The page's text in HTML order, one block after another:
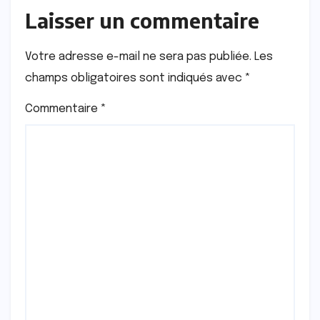
Laisser un commentaire
Votre adresse e-mail ne sera pas publiée. Les
champs obligatoires sont indiqués avec *
Commentaire *